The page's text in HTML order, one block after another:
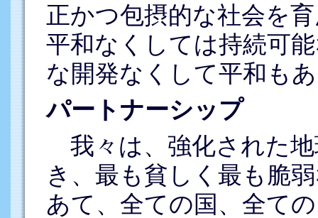
正かつ包摂的な社会を
平和なくしては持続可
な開発なくして平和も
パートナーシップ
我々は、強化された
き、最も貧しく最も脆
あて、全ての国、全て